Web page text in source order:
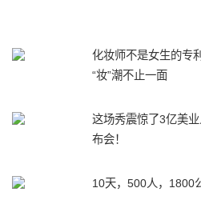
化妆师不是女生的专
“妆”潮不止一面
这场秀震惊了3亿美
布会！
10天，500人，1800